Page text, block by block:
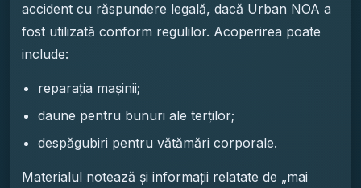
accident cu răspundere legală, dacă Urban NOA a
fost utilizată conform regulilor. Acoperirea poate
include:
reparația mașinii;
daune pentru bunuri ale terților;
despăgubiri pentru vătămări corporale.
Materialul notează și informații relatate de „mai